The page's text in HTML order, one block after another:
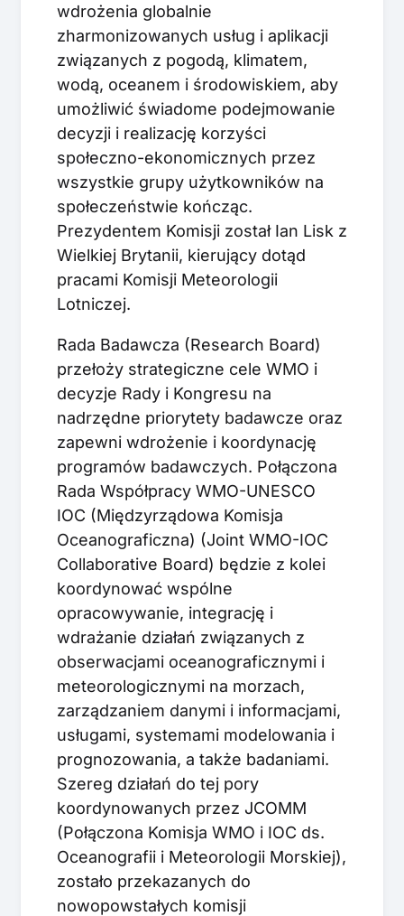
wdrożenia globalnie
zharmonizowanych usług i aplikacji
związanych z pogodą, klimatem,
wodą, oceanem i środowiskiem, aby
umożliwić świadome podejmowanie
decyzji i realizację korzyści
społeczno-ekonomicznych przez
wszystkie grupy użytkowników na
społeczeństwie kończąc.
Prezydentem Komisji został Ian Lisk z
Wielkiej Brytanii, kierujący dotąd
pracami Komisji Meteorologii
Lotniczej.
Rada Badawcza (Research Board)
przełoży strategiczne cele WMO i
decyzje Rady i Kongresu na
nadrzędne priorytety badawcze oraz
zapewni wdrożenie i koordynację
programów badawczych. Połączona
Rada Współpracy WMO-UNESCO
IOC (Międzyrządowa Komisja
Oceanograficzna) (Joint WMO-IOC
Collaborative Board) będzie z kolei
koordynować wspólne
opracowywanie, integrację i
wdrażanie działań związanych z
obserwacjami oceanograficznymi i
meteorologicznymi na morzach,
zarządzaniem danymi i informacjami,
usługami, systemami modelowania i
prognozowania, a także badaniami.
Szereg działań do tej pory
koordynowanych przez JCOMM
(Połączona Komisja WMO i IOC ds.
Oceanografii i Meteorologii Morskiej),
zostało przekazanych do
nowopowstałych komisji